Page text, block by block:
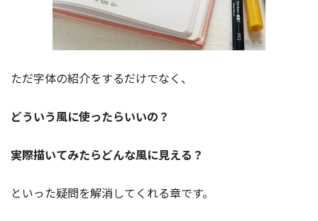
ただ字体の紹介をするだけでなく、
どういう風に使ったらいいの？
実際描いてみたらどんな風に見える？
といった疑問を解消してくれる章です。